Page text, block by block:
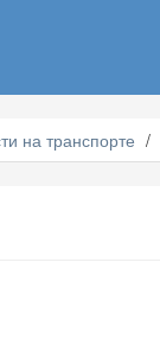
на транспорте